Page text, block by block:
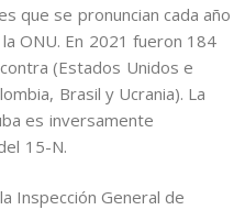
que se pronuncian cada año
ONU. En 2021 fueron 184
(Estados Unidos e
Brasil y Ucrania). La
es inversamente
15-N.
Inspección General de